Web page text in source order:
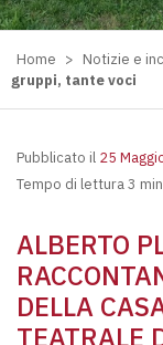
Home > Notizie e
gruppi, tante voci
Pubblicato il 25
Tempo di lettura 3
ALBERTO
DELLA
TEATRALE